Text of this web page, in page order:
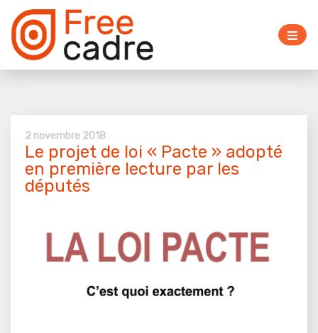
2 novembre 2018
Le projet de loi « Pacte » adopté
en première lecture par les
députés